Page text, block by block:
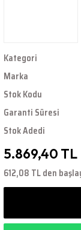
Kategori
Marka
Stok Kodu
Garanti Süresi
Stok Adedi
5.869,40 TL
612,08 TL den